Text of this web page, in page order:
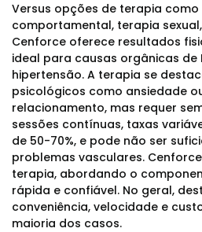
Versus opções de terapia
comportamental, terapia
Cenforce oferece resultados
ideal para causas orgânicas de
hipertensão. A terapia se
psicológicos como ansiedade
relacionamento, mas requer
sessões contínuas, taxas
de 50-70%, e pode não ser
problemas vasculares.
terapia, abordando o
rápida e confiável. No geral,
conveniência, velocidade e
maioria dos casos.